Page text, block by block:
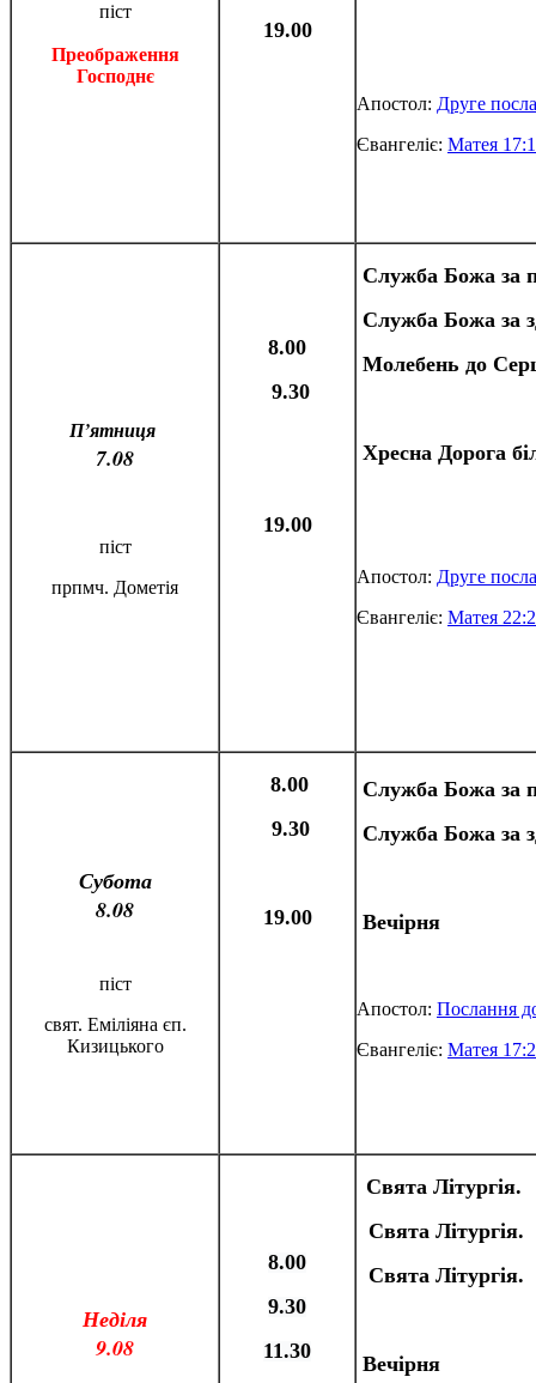
піст
Преображення
Господнє
19.00
Апостол: Друге
Євангеліє: Матея
П’ятниця
7.08
піст
прпмч. Дометія
8.00
9.30
19.00
Служба Божа за
Служба Божа за
Молебень до
Хресна Дорога
Апостол: Друге
Євангеліє: Матея
Субота
8.08
піст
свят. Еміліяна єп.
Кизицького
8.00
9.30
19.00
Служба Божа за
Служба Божа за
Вечірня
Апостол: Послання
Євангеліє: Матея
Неділя
9.08
8.00
9.30
11.30
Свята Літургія.
Свята Літургія.
Свята Літургія.
Вечірня